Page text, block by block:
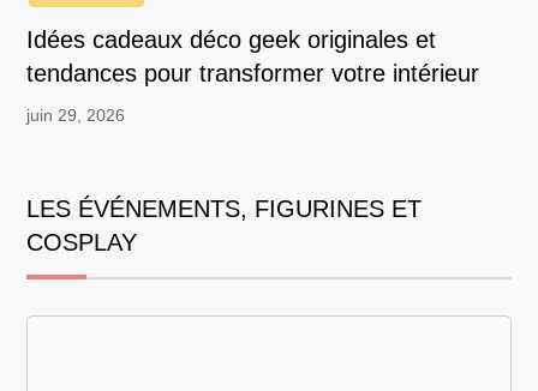
Idées cadeaux déco geek originales et
tendances pour transformer votre intérieur
juin 29, 2026
LES ÉVÉNEMENTS, FIGURINES ET
COSPLAY